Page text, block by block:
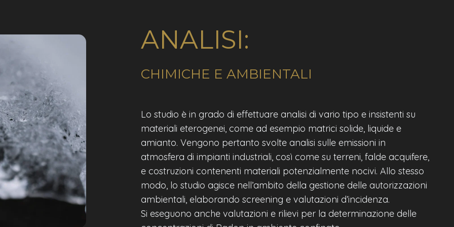
ANALISI:
CHIMICHE E AMBIENTALI
Lo studio è in grado di effettuare analisi di vario tipo e insistenti su
materiali eterogenei, come ad esempio matrici solide, liquide e
amianto. Vengono pertanto svolte analisi sulle emissioni in
atmosfera di impianti industriali, così come su terreni, falde acquifere,
e costruzioni contenenti materiali potenzialmente nocivi. Allo stesso
modo, lo studio agisce nell’ambito della gestione delle autorizzazioni
ambientali, elaborando screening e valutazioni d’incidenza.
Si eseguono anche valutazioni e rilievi per la determinazione delle